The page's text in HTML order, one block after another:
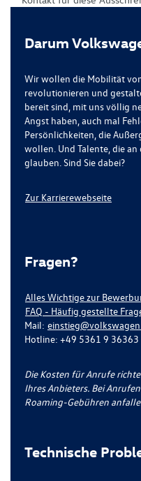
Darum
Wir wollen die Mobilität
revolutionieren und
bereit sind, mit uns völlig
Angst haben, auch mal
Persönlichkeiten, die
wollen. Und Talente, die
glauben. Sind Sie dabei?
Zur Karrierewebseite
Fragen?
Alles Wichtige zur
FAQ - Häufig gestellte
Mail:
Hotline: +49 5361 9 36363
Die Kosten für Anrufe
Ihres Anbieters. Bei
Roaming-Gebühren
Technische